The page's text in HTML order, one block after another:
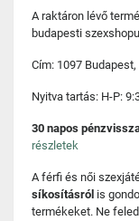
A raktáron lévő
budapesti
Cím: 1097
Nyitva tartás: H-P:
30 napos
részletek
A férfi és női
síkosításról is
termékeket. Ne